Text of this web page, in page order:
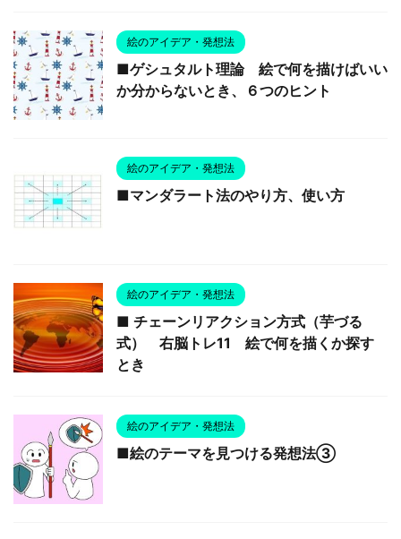
絵のアイデア・発想法
■ゲシュタルト理論 絵で何を描けばいい
か分からないとき、６つのヒント
絵のアイデア・発想法
■マンダラート法のやり方、使い方
絵のアイデア・発想法
■ チェーンリアクション方式（芋づる
式） 右脳トレ11 絵で何を描くか探す
とき
絵のアイデア・発想法
■絵のテーマを見つける発想法③